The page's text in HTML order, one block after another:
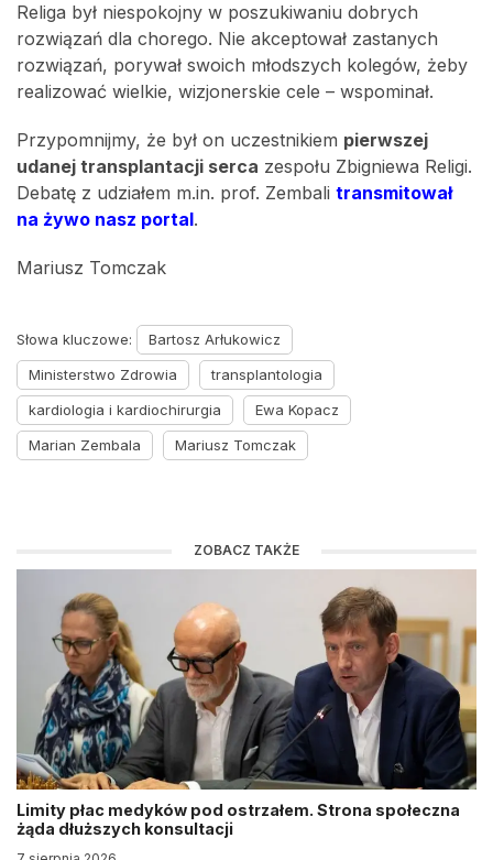
Religa był niespokojny w poszukiwaniu dobrych
rozwiązań dla chorego. Nie akceptował zastanych
rozwiązań, porywał swoich młodszych kolegów, żeby
realizować wielkie, wizjonerskie cele – wspominał.
Przypomnijmy, że był on uczestnikiem pierwszej
udanej transplantacji serca zespołu Zbigniewa Religi.
Debatę z udziałem m.in. prof. Zembali transmitował
na żywo nasz portal.
Mariusz Tomczak
Słowa kluczowe:
Bartosz Arłukowicz
Ministerstwo Zdrowia
transplantologia
kardiologia i kardiochirurgia
Ewa Kopacz
Marian Zembala
Mariusz Tomczak
ZOBACZ TAKŻE
Limity płac medyków pod ostrzałem. Strona społeczna
żąda dłuższych konsultacji